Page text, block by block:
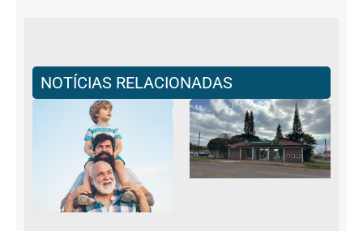
NOTÍCIAS RELACIONADAS